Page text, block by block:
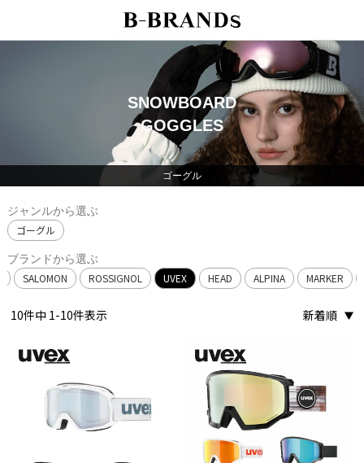
SNOWBOARD
GOGGLES
ゴーグル
ジャンルから選ぶ
ゴーグル
ブランドから選ぶ
SALOMON ROSSIGNOL UVEX HEAD ALPINA MARKER
新着順
10件中 1-10件表示